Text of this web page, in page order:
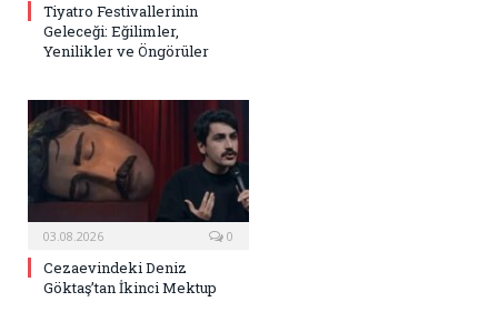
Tiyatro Festivallerinin
Geleceği: Eğilimler,
Yenilikler ve Öngörüler
03.08.2026 0
Cezaevindeki Deniz
Göktaş’tan İkinci Mektup